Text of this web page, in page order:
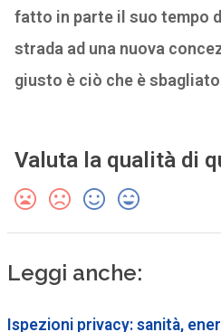
fatto in parte il suo tempo
strada ad una nuova
giusto è ciò che è
Valuta la qualità di
Leggi anche:
Ispezioni privacy: sanità,